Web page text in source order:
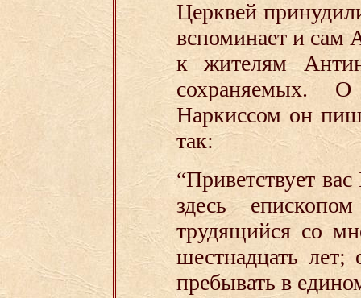
Церквей
вспоминает и сам
к жителям
сохраняемых.
Наркиссом он
так:
“Приветствует
здесь
трудящийся со
шестнадцать
пребывать в